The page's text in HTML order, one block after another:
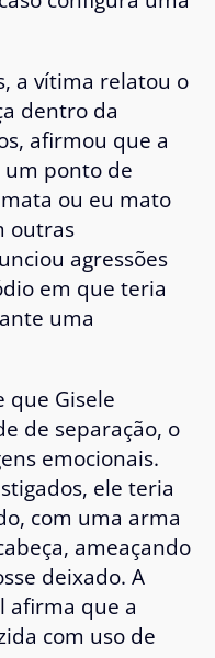
a vítima relatou o
dentro da
afirmou que a
um ponto de
ou eu mato
outras
agressões
em que teria
uma
que Gisele
de separação, o
emocionais.
ele teria
com uma arma
ameaçando
deixado. A
afirma que a
com uso de